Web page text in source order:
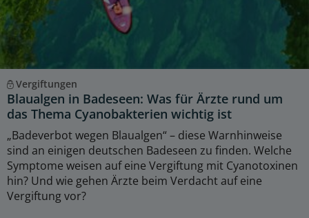
Vergiftungen
Blaualgen in Badeseen: Was für Ärzte rund um
das Thema Cyanobakterien wichtig ist
„Badeverbot wegen Blaualgen“ – diese Warnhinweise
sind an einigen deutschen Badeseen zu finden. Welche
Symptome weisen auf eine Vergiftung mit Cyanotoxinen
hin? Und wie gehen Ärzte beim Verdacht auf eine
Vergiftung vor?